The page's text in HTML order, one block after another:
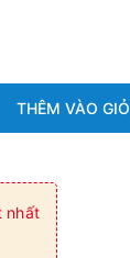
THÊM VÀO GIỎ
nhất